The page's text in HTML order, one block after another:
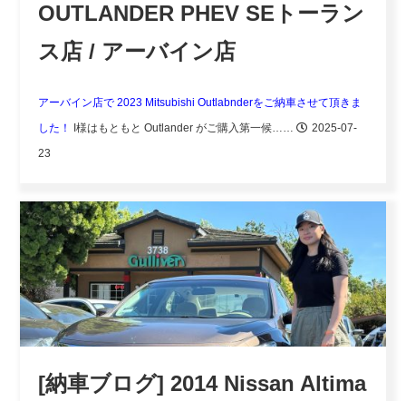
OUTLANDER PHEV SEトーラン
ス店 / アーバイン店
アーバイン店で 2023 Mitsubishi Outlabnderをご納車させて頂きま
した！
I様はもともと Outlander がご購入第一候……
2025-07-
23
[納車ブログ] 2014 Nissan Altima